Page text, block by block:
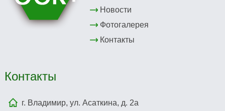
Новости
Фотогалерея
Контакты
Контакты
г. Владимир, ул. Асаткина, д. 2а